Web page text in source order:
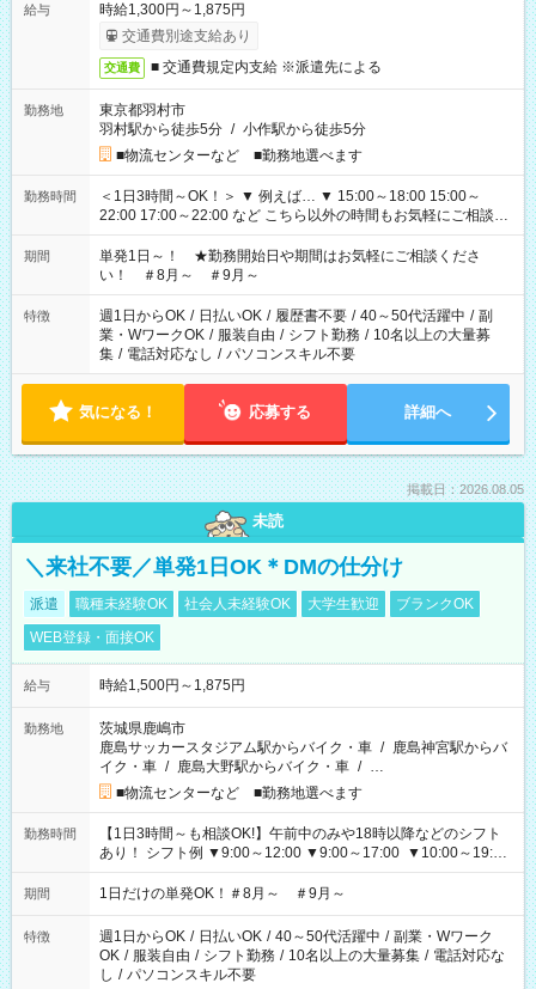
給与
時給1,300円～1,875円
交通費別途支給あり
交通費 ■ 交通費規定内支給 ※派遣先による
勤務地
東京都羽村市
羽村駅から徒歩5分 / 小作駅から徒歩5分
■物流センターなど ■勤務地選べます
勤務時間
＜1日3時間～OK！＞ ▼ 例えば… ▼ 15:00～18:00 15:00～
22:00 17:00～22:00 など こちら以外の時間もお気軽にご相談く
ださい！
期間
単発1日～！ ★勤務開始日や期間はお気軽にご相談くださ
い！ ＃8月～ ＃9月～
特徴 週1日からOK / 日払いOK / 履歴書不要 / 40～50代活躍中 / 副
業・WワークOK / 服装自由 / シフト勤務 / 10名以上の大量募
集 / 電話対応なし / パソコンスキル不要
気になる！ 応募する 詳細へ
掲載日：2026.08.05
未読
＼来社不要／単発1日OK＊DMの仕分け
派遣 職種未経験OK 社会人未経験OK 大学生歓迎
ブランクOK
WEB登録・面接OK
給与 時給1,500円～1,875円
勤務地
茨城県鹿嶋市
鹿島サッカースタジアム駅からバイク・車 / 鹿島神宮駅からバ
イク・車 / 鹿島大野駅からバイク・車 / …
■物流センターなど ■勤務地選べます
勤務時間
【1日3時間～も相談OK!】午前中のみや18時以降などのシフト
あり！ シフト例 ▼9:00～12:00 ▼9:00～17:00 ▼10:00～19:00
▼18:00～21:00
期間 1日だけの単発OK！＃8月～ ＃9月～
特徴 週1日からOK / 日払いOK / 40～50代活躍中 / 副業・Wワーク
OK / 服装自由 / シフト勤務 / 10名以上の大量募集 / 電話対応な
し / パソコンスキル不要